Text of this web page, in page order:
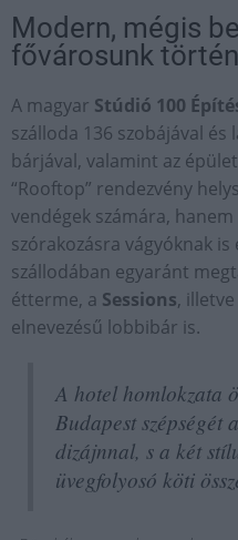
Modern, mégis
fővárosunk
A magyar Stúdió 100
szálloda 136 szobájával
bárjával, valamint az
“Rooftop” rendezvény
vendégek számára,
szórakozásra vágyóknak
szállodában egyaránt
étterme, a Sessions, illetve
elnevezésű lobbibár is.
A hotel homlokzata
Budapest szépségét
dizájnnal, s a két
üvegfolyosó köti